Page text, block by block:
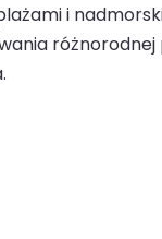
i